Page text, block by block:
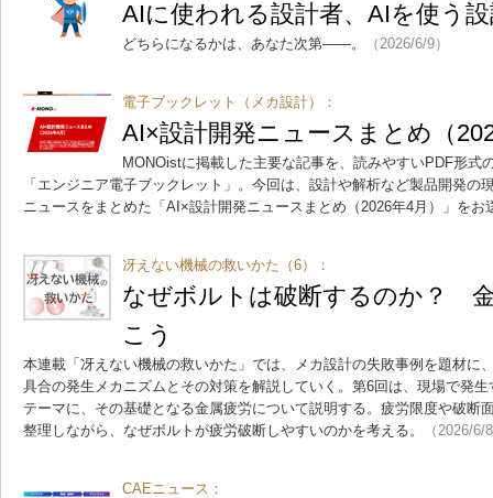
AIに使われる設計者、AIを使う
どちらになるかは、あなた次第――。 （2026/6/9）
電子ブックレット（メカ設計）：
AI×設計開発ニュースまとめ（
MONOistに掲載した主要な記事を、読みやすいPDF形式
「エンジニア電子ブックレット」。今回は、設計や解析など製品開発の
ニュースをまとめた「AI×設計開発ニュースまとめ（2026年4月）」をお
冴えない機械の救いかた（6）：
なぜボルトは破断するのか？
こう
本連載「冴えない機械の救いかた」では、メカ設計の失敗事例を題材に
具合の発生メカニズムとその対策を解説していく。第6回は、現場で発
テーマに、その基礎となる金属疲労について説明する。疲労限度や破断
整理しながら、なぜボルトが疲労破断しやすいのかを考える。
（2026/6/
CAEニュース：